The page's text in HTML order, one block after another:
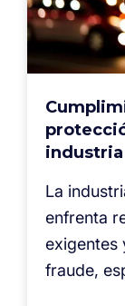
La
enfrenta
exigentes
fraude,